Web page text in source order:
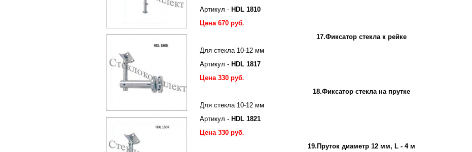
Артикул - HDL 1810
Цена 670 руб.
17.Фиксатор стекла к рейке
Для стекла 10-12 мм
Артикул - HDL 1817
Цена 330 руб.
18.Фиксатор стекла на прутке
Для стекла 10-12 мм
Артикул - HDL 1821
Цена 330 руб.
19.Пруток диаметр 12 мм, L - 4 м